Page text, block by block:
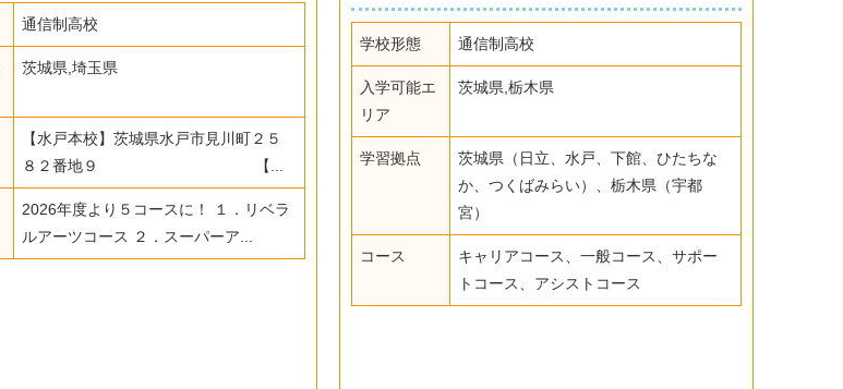
通信制高校
茨城県,埼玉県
【水戸本校】茨城県水戸市見川町２５
８２番地９ 【...
2026年度より５コースに！ １．リベラ
ルアーツコース ２．スーパーア...
学校形態 通信制高校
入学可能エ
リア
茨城県,栃木県
学習拠点
茨城県（日立、水戸、下館、ひたちな
か、つくばみらい）、栃木県（宇都
宮）
コース
キャリアコース、一般コース、サポー
トコース、アシストコース